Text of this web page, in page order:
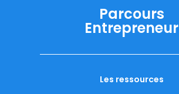
Parcours
Entrepreneur
Les ressources